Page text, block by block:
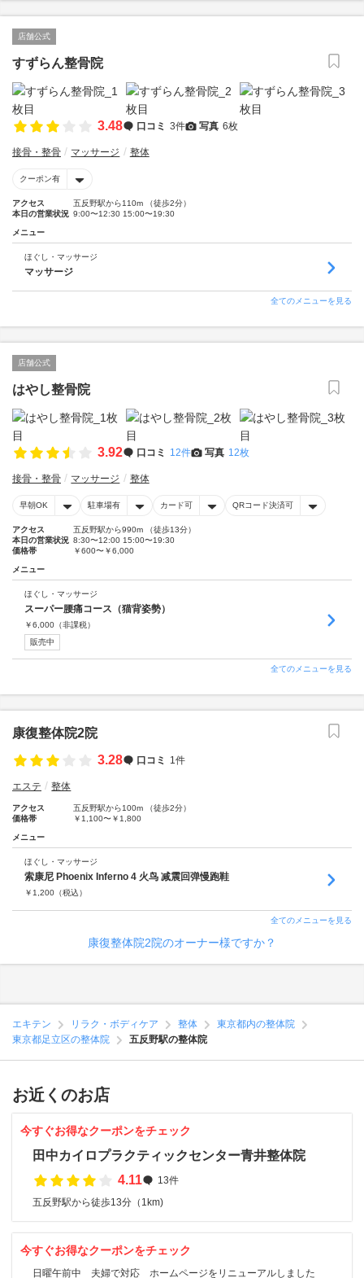
店舗公式
すずらん整骨院
3.48 口コミ 3件 写真 6枚
接骨・整骨 マッサージ 整体
クーポン有
アクセス
五反野駅から110m （徒歩2分）
本日の営業状況 9:00〜12:30 15:00〜19:30
メニュー
ほぐし・マッサージ
マッサージ
全てのメニューを見る
店舗公式
はやし整骨院
3.92 口コミ 12件 写真 12枚
接骨・整骨 マッサージ 整体
早朝OK 駐車場有 カード可 QRコード決済可
アクセス
五反野駅から990m （徒歩13分）
本日の営業状況 8:30〜12:00 15:00〜19:30
価格帯
￥600〜￥6,000
メニュー
ほぐし・マッサージ
スーパー腰痛コース（猫背姿勢）
￥6,000 （非課税）
販売中
全てのメニューを見る
康復整体院2院
3.28
口コミ 1件
エステ 整体
アクセス
五反野駅から100m （徒歩2分）
価格帯
￥1,100〜￥1,800
メニュー
ほぐし・マッサージ
索康尼 Phoenix Inferno 4 火鸟 减震回弹慢跑鞋
￥ 1,200 （税込）
全てのメニューを見る
康復整体院2院のオーナー様ですか？
エキテン リラク・ボディケア 整体
東京都内の整体院
東京都足立区の整体院
五反野駅の整体院
お近くのお店
今すぐお得なクーポンをチェック
田中カイロプラクティックセンター青井整体院
4.11
13件
五反野駅から徒歩13分（1km)
今すぐお得なクーポンをチェック
日曜午前中 夫婦で対応 ホームページをリニューアルしました